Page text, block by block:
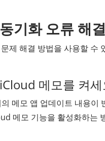
기화 오류 해
제 해결 방법을 사용할 수
메모를 켜세
메모 앱 업데이트 내용이
메모 기능을 활성화하는